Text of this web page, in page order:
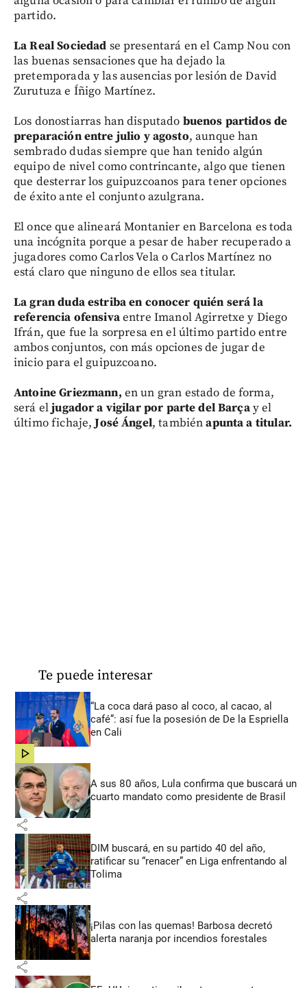
partido.
La Real Sociedad se presentará en el Camp Nou con
las buenas sensaciones que ha dejado la
pretemporada y las ausencias por lesión de David
Zurutuza e Íñigo Martínez.
Los donostiarras han disputado buenos partidos de
preparación entre julio y agosto, aunque han
sembrado dudas siempre que han tenido algún
equipo de nivel como contrincante, algo que tienen
que desterrar los guipuzcoanos para tener opciones
de éxito ante el conjunto azulgrana.
El once que alineará Montanier en Barcelona es toda
una incógnita porque a pesar de haber recuperado a
jugadores como Carlos Vela o Carlos Martínez no
está claro que ninguno de ellos sea titular.
La gran duda estriba en conocer quién será la
referencia ofensivaentre Imanol Agirretxe y Diego
Ifrán, que fue la sorpresa en el último partido entre
ambos conjuntos, con más opciones de jugar de
inicio para el guipuzcoano.
Antoine Griezmann, en un gran estado de forma,
será eljugador a vigilar por parte del Barçay el
último fichaje,José Ángel, tambiénapunta a titular.
Te puede interesar
“La coca dará paso al coco, al cacao, al
café”: así fue la posesión de De la Espriella
en Cali
share
A sus 80 años, Lula confirma que buscará un
cuarto mandato como presidente de Brasil
share
DIM buscará, en su partido 40 del año,
ratificar su “renacer” en Liga enfrentando al
Tolima
share
¡Pilas con las quemas! Barbosa decretó
alerta naranja por incendios forestales
share